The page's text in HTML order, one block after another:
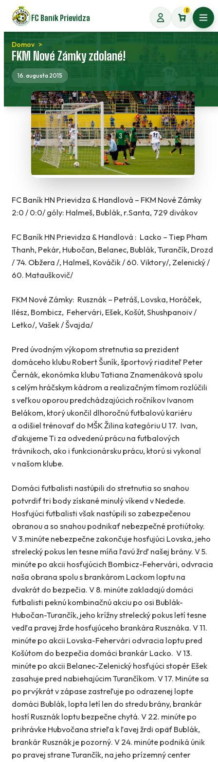
Preskočiť
na
obsah
FC Baník Prievidza
0
Domov
FKM Nové Zámky zdolané!
16. augusta 2015
FC Baník HN Prievidza & Handlová – FKM Nové Zámky
2:0 / 0:0/ góly: Halmeš, Bublák, r.Santa, 729 divákov
FC Baník HN Prievidza & Handlová : Lacko – Tiep Pham
Thanh, Pekár, Hubočan, Belanec, Bublák, Turančík, Drozd
/ 74. Obžera /, Halmeš, Kováčik / 60. Viktory/, Zelenický /
60. Matauškovič/
FKM Nové Zámky: Rusznák – Petráš, Lovska, Horáček,
Ilész, Bombicz, Fehervári, Ešek, Košút, Shushpanoiv /
Letko/, Vašek / Švajda/
Pred úvodným výkopom stretnutia sa prezident
domáceho klubu Robert Šuník, športový riaditeľ Peter
Černák, ekonómka klubu Tatiana Znamenáková spolu
s celým hráčskym kádrom a realizačným tímom rozlúčili
s veľkou oporou predchádzajúcich ročníkov Ivanom
Belákom, ktorý ukončil dlhoročnú futbalovú kariéru
a odišiel trénovať do MŠK Žilina kategóriu U 17. Ivan,
ďakujeme Ti za odvedenú prácu na futbalových
trávnikoch, ako i funkcionársku prácu, ktorú si vykonal
v našom klube.
Domáci futbalisti nastúpili do stretnutia so snahou
potvrdiť tri body získané minulý víkend v Nedede.
Hosťujúci futbalisti však nastúpili so zabezpečenou
obranou a so snahou podnikať nebezpečné protiútoky.
V 3.minúte nebezpečne zakončuje hosťujúci Lovska, jeho
strelecký pokus len tesne míňa ľavú žrď našej brány. V 5.
minúte po akcii hosťujúcich Bombicz-Fehervári, odvracia
naša obrana spolu s brankárom Lackom loptu na
dvakrát do bezpečia. V 8. minúte zakladajú domáci
futbalisti peknú kombinačnú akciu po osi Bublák-
Hubočan-Turančík, jeho krížny strelecký pokus letí tesne
vedľa pravej žrde hosťujúceho brankára Rusznáka. V 11.
minúte po akcii Lovska-Fehervári odvracia loptu pred
Košútom do bezpečia domáci brankár Lacko. V 13.
minúte po akcii Belanec-Zelenický hosťujúci stopér Ešek
zasahuje pred nabiehajúcim Turančíkom. V 17. Minúte sa
po prvýkrát v zápase zastreľuje po odrazenej lopte
domáci Bublák, lopta letí len do stredu brány, brankár
hostí Rusznák loptu bezpečne chytá. V 22. minúte po
prihrávke Hubvočana strieľa k ľavej žrdi opäť Bublák,
brankár Rusznák je pozorný. V 24. minúte podniká únik
po pravej strane Turančík, na jeho prízemný center